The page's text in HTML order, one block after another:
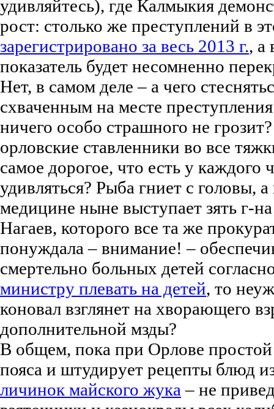
удивляйтесь), где Калмыкия
рост: столько же преступлений в
зарегистрировано за весь 2013 г., а
показатель будет несомненно
Нет, в самом деле – а чего
схваченным на месте
ничего особо страшного не
орловские ставленники во все
самое дорогое, что есть у каждого
удивляться? Рыба гниет с головы,
медицине ныне выступает зять г-
Нагаев, которого все та же
понуждала – внимание! –
смертельно больных детей
министру плевать на детей, то
коновал взглянет на хворающего
дополнительной мзды?
В общем, пока при Орлове простой
пояса и штудирует рецепты блюд
личинок майского жука – не